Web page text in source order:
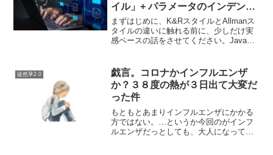
イル」+ パラメータのインデント
スタイルについて
まずはじめに、K&RスタイルとAllmanス
タイルの違いに触れる前に、少しだけ実
感ベースの話をさせてください。Javaで
見えて非常に気持ちが悪く感じることが
あります。K...
徒然草2.0
戯言。コロナかインフルエンザ
か？３８度の熱が３日出て大変だ
った件
もともとあまりインフルエンザにかかる
方ではない。…というか今回のがインフ
ルエンザだっとしても、大人になってか